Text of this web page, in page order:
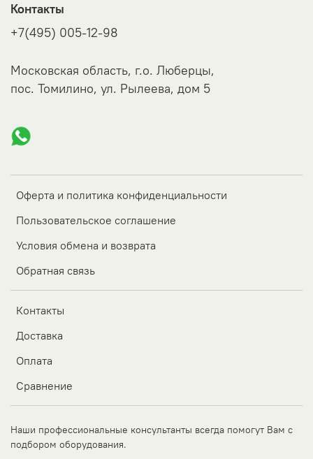
Оферта и политика конфиденциальности
Пользовательское соглашение
Условия обмена и возврата
Обратная связь
Контакты
Доставка
Оплата
Сравнение
Контакты
+7(495) 005-12-98
Московская область, г.о. Люберцы,
пос. Томилино, ул. Рылеева, дом 5
Наши профессиональные консультанты всегда помогут Вам с
подбором оборудования.